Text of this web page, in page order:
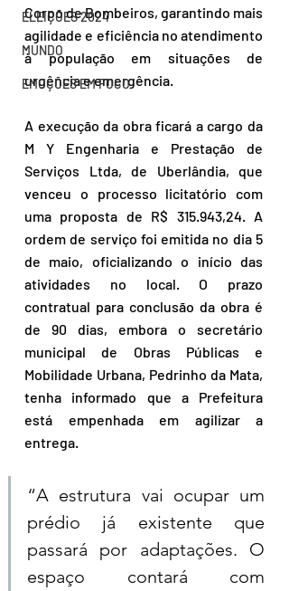
ELEIÇÕES 2024
MUNDO
EMOÇÕES EM FOCO
Corpo de Bombeiros, garantindo mais
agilidade e eficiência no atendimento
à população em situações de
urgência e emergência.
A execução da obra ficará a cargo da
M Y Engenharia e Prestação de
Serviços Ltda, de Uberlândia, que
venceu o processo licitatório com
uma proposta de R$ 315.943,24. A
ordem de serviço foi emitida no dia 5
de maio, oficializando o início das
atividades no local. O prazo
contratual para conclusão da obra é
de 90 dias, embora o secretário
municipal de Obras Públicas e
Mobilidade Urbana, Pedrinho da Mata,
tenha informado que a Prefeitura
está empenhada em agilizar a
entrega.
“A estrutura vai ocupar um
prédio já existente que
passará por adaptações. O
espaço contará com